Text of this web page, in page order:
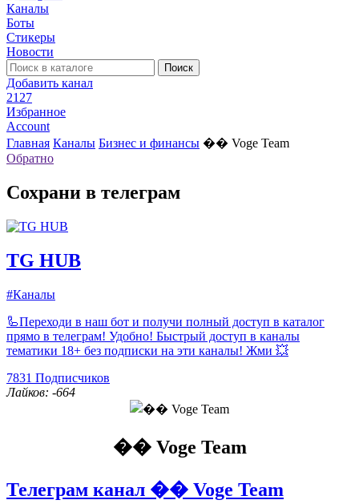
Каналы
Боты
Стикеры
Новости
Поиск
Добавить канал
2127
Избранное
Account
Главная Каналы Бизнес и финансы �� Voge Team
Обратно
Сохрани в телеграм
TG HUB
#Каналы
🦾Переходи в наш бот и получи полный доступ в каталог
прямо в телеграм! Удобно! Быстрый доступ в каналы
тематики 18+ без подписки на эти каналы! Жми 💥
7831 Подписчиков
Лайков: -664
�� Voge Team
Телеграм канал �� Voge Team